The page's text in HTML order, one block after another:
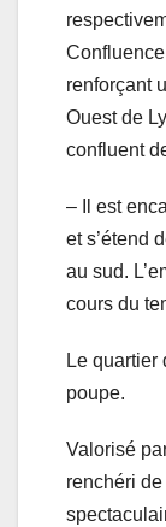
renforçant
Ouest de
confluent
– Il est
et s’étend
au sud.
cours du
Le quartier
poupe.
Valorisé
renchéri